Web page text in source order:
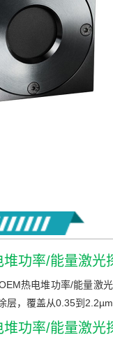
功率/能量激光
热电堆功率/能量激
层，覆盖从0.35到
功率/能量激光